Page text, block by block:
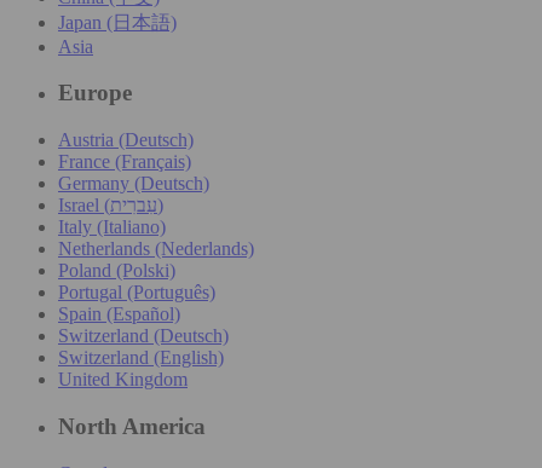
Japan (日本語)
Asia
Europe
Austria (Deutsch)
France (Français)
Germany (Deutsch)
Israel (עִברִית)
Italy (Italiano)
Netherlands (Nederlands)
Poland (Polski)
Portugal (Português)
Spain (Español)
Switzerland (Deutsch)
Switzerland (English)
United Kingdom
North America